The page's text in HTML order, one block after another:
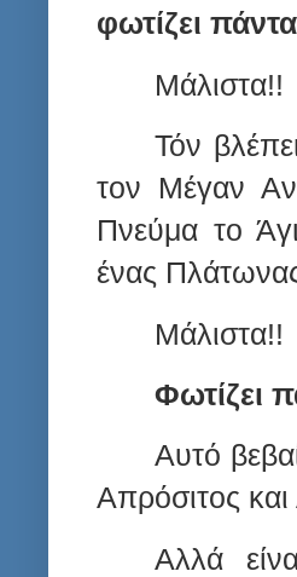
φωτίζει
Μάλιστα!!
Τόν
τον Μέγαν
Πνεύμα το
ένας
Μάλιστα!!
Φωτίζει
Αυτό
Απρόσιτος
Aλλά